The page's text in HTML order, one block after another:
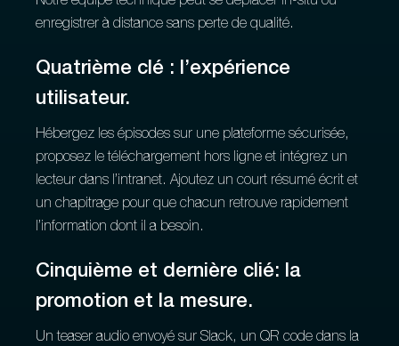
enregistrer à distance sans perte de qualité.
Quatrième clé : l’expérience
utilisateur.
Hébergez les épisodes sur une plateforme sécurisée,
proposez le téléchargement hors ligne et intégrez un
lecteur dans l’intranet. Ajoutez un court résumé écrit et
un chapitrage pour que chacun retrouve rapidement
l’information dont il a besoin.
Cinquième et dernière clié: la
promotion et la mesure.
Un teaser audio envoyé sur Slack, un QR code dans la